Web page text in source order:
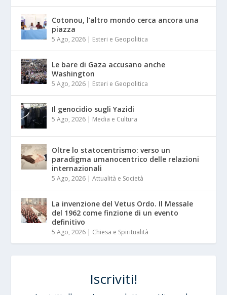
Cotonou, l’altro mondo cerca ancora una
piazza
5 Ago, 2026 | Esteri e Geopolitica
Le bare di Gaza accusano anche
Washington
5 Ago, 2026 | Esteri e Geopolitica
Il genocidio sugli Yazidi
5 Ago, 2026 | Media e Cultura
Oltre lo statocentrismo: verso un
paradigma umanocentrico delle relazioni
internazionali
5 Ago, 2026 |Attualità e Società
La invenzione del Vetus Ordo. Il Messale
del 1962 come finzione di un evento
definitivo
5 Ago, 2026 | Chiesa e Spiritualità
Iscriviti!